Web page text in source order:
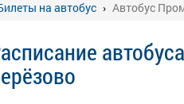
на автобус Автобус